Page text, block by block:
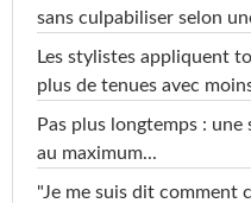
sans culpabiliser selon
Les stylistes appliquent
plus de tenues avec
Pas plus longtemps : une
au maximum...
"Je me suis dit comment